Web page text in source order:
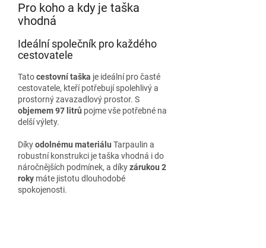
Pro koho a kdy je taška
vhodná
Ideální společník pro každého
cestovatele
Tatocestovní taška je ideální pro časté
cestovatele, kteří potřebují spolehlivý a
prostorný zavazadlový prostor. S
objemem 97 litrů pojme vše potřebné na
delší výlety.
Díkyodolnému materiálu Tarpaulin a
robustní konstrukci je taška vhodná i do
náročnějších podmínek, a díkyzárukou 2
roky máte jistotu dlouhodobé
spokojenosti.